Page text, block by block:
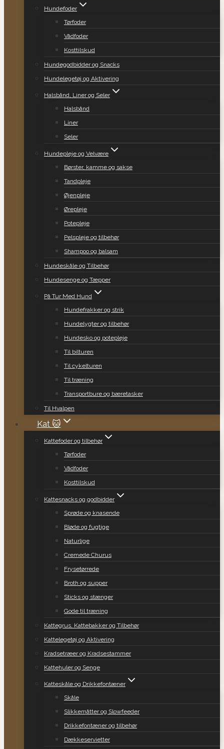
Hundefoder
Tørfoder
Vådfoder
Kosttilskud
Hundegodbidder og Snacks
Hundelegetøj og Aktivering
Halsbånd, Liner og Seler
Halsbånd
Liner
Seler
Hundepleje og Velvære
Børster, kamme og sakse
Tandpleje
Øjenpleje
Ørepleje
Potepleje
Pelspleje og tilbehør
Shampoo og balsam
Hundeskåle og Tilbehør
Hundesenge og Tæpper
På Tur Med Hund
Hundefrakker og strik
Hundelygter og tilbehør
Hundesko og potepleje
Til bilturen
Til cykelturen
Til træning
Transportbure og bæretasker
Til Hvalpen
Kat 🐱
Kattefoder og tilbehør
Tørfoder
Vådfoder
Kosttilskud
Kattesnacks og godbidder
Sprøde og knasende
Bløde og fugtige
Naturlige
Cremede Churus
Frysetørrede
Broth og supper
Sticks og stænger
Gode til træning
Kattegrus, Kattebakker og Tilbehør
Kattelegetøj og Aktivering
Kradsetræer og Kradsestammer
Kattehuler og Senge
Katteskåle og Drikkefontæner
Skåle
Slikkemåtter og Slowfeeder
Drikkefontæner og tilbehør
Dækkeservietter